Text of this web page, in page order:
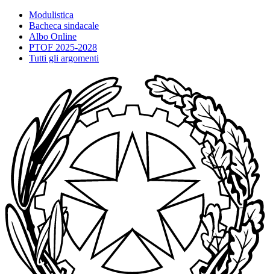
Modulistica
Bacheca sindacale
Albo Online
PTOF 2025-2028
Tutti gli argomenti